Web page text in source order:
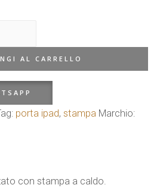
AL CARRELLO
porta ipad, stampa Marchio:
con stampa a caldo.